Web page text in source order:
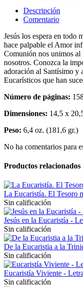
Descripción
Comentario
Jesús los espera en todo
hace palpable el Amor
Comunión nos unimos
nosotros. Conozca la
adoración al Santísimo y
Eucarísticos que han
Número de páginas:
Dimensiones: 14,5 x
Peso: 6,4 oz. (181,6 gr.)
No ha comentarios para
Productos relacionados
La Eucaristía. El Tesoro
Sin calificación
Jesús en la Eucaristía -
Sin calificación
De la Eucaristia a la
Sin calificación
Eucaristía Viviente -
Sin calificación